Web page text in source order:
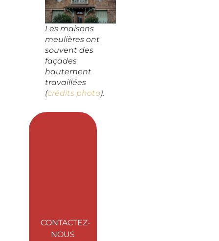
Les maisons
meulières ont
souvent des
façades
hautement
travaillées
(crédits photo).
CONTACTEZ-
NOUS